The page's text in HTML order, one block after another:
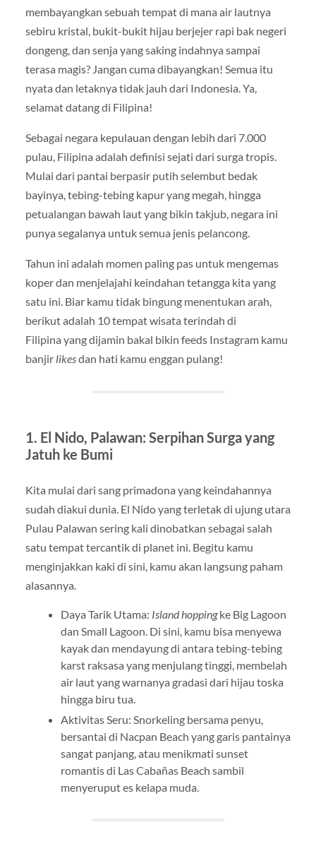
membayangkan sebuah tempat di mana air lautnya
sebiru kristal, bukit-bukit hijau berjejer rapi bak negeri
dongeng, dan senja yang saking indahnya sampai
terasa magis? Jangan cuma dibayangkan! Semua itu
nyata dan letaknya tidak jauh dari Indonesia. Ya,
selamat datang di Filipina!
Sebagai negara kepulauan dengan lebih dari 7.000
pulau, Filipina adalah definisi sejati dari surga tropis.
Mulai dari pantai berpasir putih selembut bedak
bayinya, tebing-tebing kapur yang megah, hingga
petualangan bawah laut yang bikin takjub, negara ini
punya segalanya untuk semua jenis pelancong.
Tahun ini adalah momen paling pas untuk mengemas
koper dan menjelajahi keindahan tetangga kita yang
satu ini. Biar kamu tidak bingung menentukan arah,
berikut adalah 10 tempat wisata terindah di
Filipina yang dijamin bakal bikin feeds Instagram kamu
banjir likesdan hati kamu enggan pulang!
1. El Nido, Palawan: Serpihan Surga yang
Jatuh ke Bumi
Kita mulai dari sang primadona yang keindahannya
sudah diakui dunia. El Nido yang terletak di ujung utara
Pulau Palawan sering kali dinobatkan sebagai salah
satu tempat tercantik di planet ini. Begitu kamu
menginjakkan kaki di sini, kamu akan langsung paham
alasannya.
Daya Tarik Utama: Island hoppingke Big Lagoon
dan Small Lagoon. Di sini, kamu bisa menyewa
kayak dan mendayung di antara tebing-tebing
karst raksasa yang menjulang tinggi, membelah
air laut yang warnanya gradasi dari hijau toska
hingga biru tua.
Aktivitas Seru: Snorkeling bersama penyu,
bersantai di Nacpan Beach yang garis pantainya
sangat panjang, atau menikmati sunset
romantis di Las Cabañas Beach sambil
menyeruput es kelapa muda.